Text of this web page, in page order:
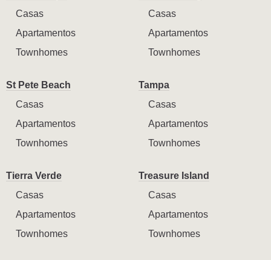
Casas
Apartamentos
Townhomes
Casas
Apartamentos
Townhomes
St Pete Beach
Casas
Apartamentos
Townhomes
Tampa
Casas
Apartamentos
Townhomes
Tierra Verde
Casas
Apartamentos
Townhomes
Treasure Island
Casas
Apartamentos
Townhomes